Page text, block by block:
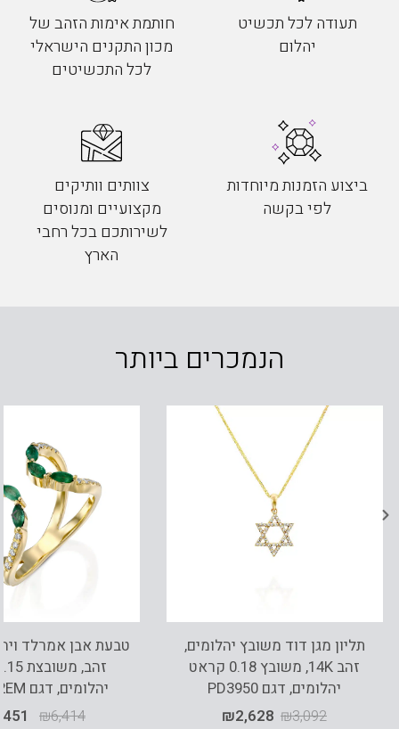
תעודה לכל תכשיט
יהלום
חותמת אימות הזהב של
מכון התקנים הישראלי
לכל התכשיטים
ביצוע הזמנות מיוחדות
לפי בקשה
צוותים וותיקים
מקצועיים ומנוסים
לשירותכם בכל רחבי
הארץ
הנמכרים ביותר
תליון מגן דוד משובץ יהלומים,
זהב 14K, משובץ 0.18 קראט
יהלומים, דגם PD3950
₪3,092
₪2,628
יהלומים, דגם RD3932EM
₪6,414